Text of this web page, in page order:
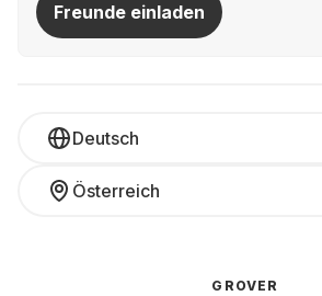
Freunde einladen
Deutsch
Österreich
GROVER